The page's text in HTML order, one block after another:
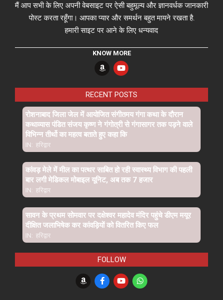
मैं आप सभी के लिए अपनी वेबसाइट पर ऐसी बहुमूल्य और ज्ञानवर्धक जानकारी
पोस्ट करता रहूँगा। आपका प्यार और समर्थन बहुत मायने रखता है.
हमारी साइट पर आने के लिए धन्यवाद
KNOW MORE
RECENT POSTS
रोशनाबाद जिला जेल में आयोजित संगीतमय गंगा कथा के दौरान
कथाव्यास पंडित संजय कृष्ण ने गंगोत्री से गंगासागर तक पड़ने वाले
विभिन्न तीर्थो का महत्व बताते हुए कहा कि
IN: हरिद्वार
कांवड़ मेले में मील का पत्थर साबित हो रही स्वास्थ्य विभाग की पहली
बार लगी मेडिकल मोबाइल यूनिट, अब तक 7 हजार
IN: हरिद्वार
सावन के प्रथम सोमवार पर दक्षेश्वर महादेव मंदिर पहुंचे डीएम मयूर
दीक्षित जलाभिषेक कर कांवड़ियों को वितरित किए फल
IN: हरिद्वार
FOLLOW